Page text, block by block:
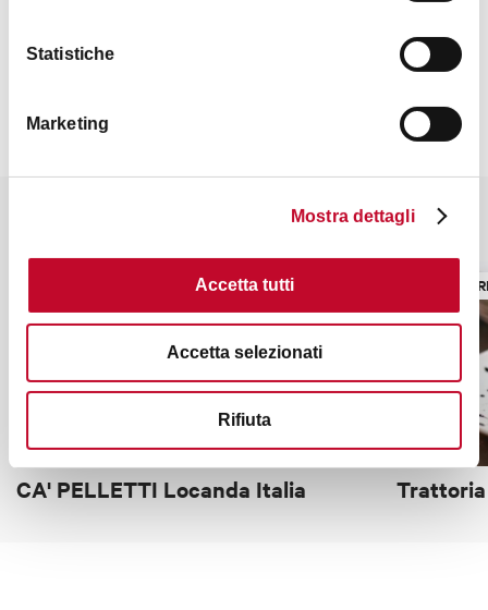
Statistiche
Marketing
Mostra dettagli
Accetta tutti
Accetta selezionati
Rifiuta
Potrebbe interessarti anche
CA' PELLETTI Locanda Italia